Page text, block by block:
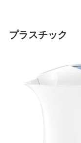
プラスチック